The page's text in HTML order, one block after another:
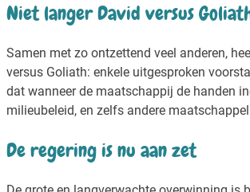
Niet langer David versus
Samen met zo ontzettend veel anderen,
versus Goliath: enkele uitgesproken
dat wanneer de maatschappij de handen
milieubeleid, en zelfs andere
De regering is nu aan zet